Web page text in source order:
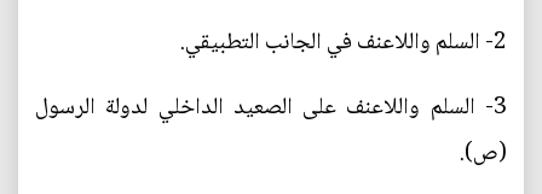
2- السلم واللاعنف في الجانب التطبيقي.
3- السلم واللاعنف على الصعيد الداخلي لدولة الرسول
(ص).